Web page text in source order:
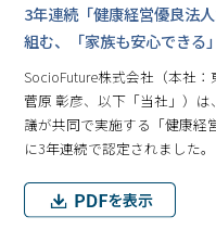
3年連続「健康経営優良法
組む、「家族も安心できる
SocioFuture株式会社（本社
菅原 彰彦、以下「当社」）
議が共同で実施する「健康経
に3年連続で認定されました。